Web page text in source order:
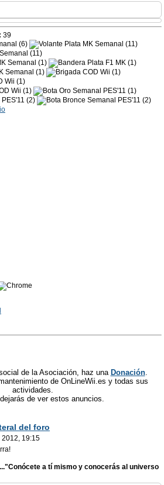
39
de la Asociación, haz una Donación.
de OnLineWii.es y todas sus
actividades.
de ver estos anuncios.
del foro
2012, 19:15
a tí mismo y conocerás al universo